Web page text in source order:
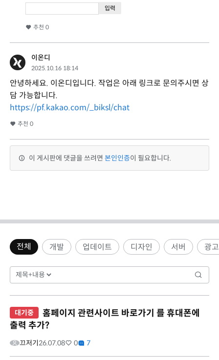
추천 0
이온디
2025.10.16 18:14
안녕하세요. 이온디입니다. 작업은 아래 링크로 문의주시면 상
담 가능합니다.
https://pf.kakao.com/_biksl/chat
추천 0
이 게시판에 댓글을 쓰려면 본인인증이 필요합니다.
전체 개발 업데이트 디자인 서버 광
대기중
홈페이지 관련사이트 바로가기 를 휴대폰에
출력 추가?
끄저기26.07.08 0 7